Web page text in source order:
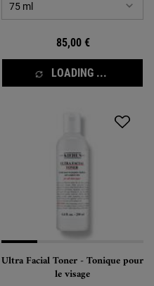
85,00 €
LOADING ...
Ultra Facial Toner - Tonique pour
le visage